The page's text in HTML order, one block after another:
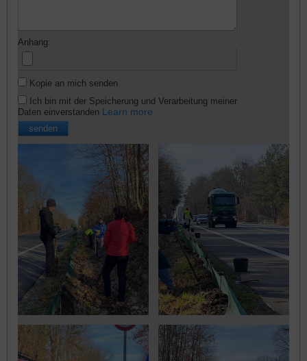
Anhang:
Kopie an mich senden
Ich bin mit der Speicherung und Verarbeitung meiner
Daten einverstanden Learn more